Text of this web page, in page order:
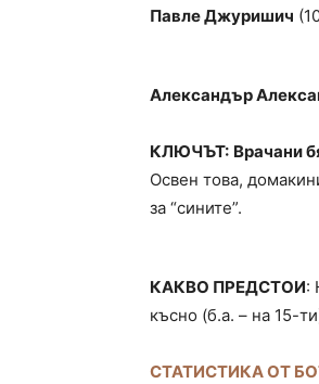
Павле Джуришич
Александър
КЛЮЧЪТ: Врачани
Освен това,
за “сините”.
КАКВО ПРЕДСТОИ:
късно (б.а. – на 15-
СТАТИСТИКА ОТ